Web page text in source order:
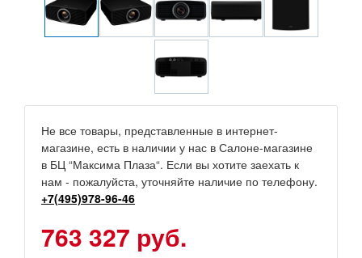
Не все товары, представленные в интернет-
магазине, есть в наличии у нас в Салоне-магазине
в БЦ “Максима Плаза“. Если вы хотите заехать к
нам - пожалуйста, уточняйте наличие по телефону.
+7(495)978-96-46
763 327 руб.